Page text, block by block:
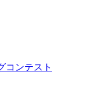
コンテスト